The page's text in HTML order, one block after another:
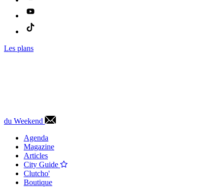
Les plans
du Weekend
Agenda
Magazine
Articles
City Guide
Clutcho'
Boutique